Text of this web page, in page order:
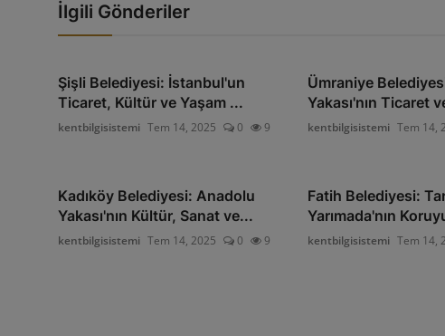
İlgili Gönderiler
Şişli Belediyesi: İstanbul'un
Ticaret, Kültür ve Yaşam ...
kentbilgisistemi Tem 14, 2025 0 9
Ümraniye
Yakası'nın Ticaret
kentbilgisistemi Tem 14,
Kadıköy Belediyesi: Anadolu
Yakası'nın Kültür, Sanat ve...
kentbilgisistemi Tem 14, 2025 0 9
Fatih Belediyesi:
Yarımada'nın
kentbilgisistemi Tem 14,